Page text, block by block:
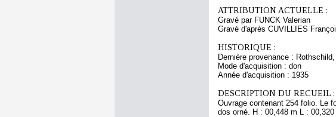
ATTRIBUTION ACTUELLE :
Gravé par FUNCK Valerian
Gravé d'après CUVILLIES
HISTORIQUE :
Dernière provenance :
Mode d'acquisition : don
Année d'acquisition : 1935
DESCRIPTION DU RECUEIL :
Ouvrage contenant 254 folio. Le
dos orné. H : 00,448 m L :